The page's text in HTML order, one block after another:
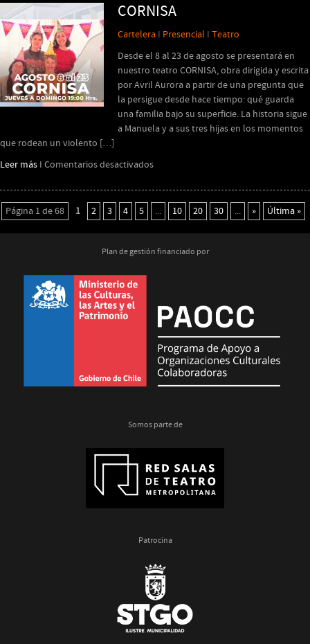
CORNISA
Cartelera I Presencial I Teatro
Desde el 8 al 23 de agosto se presentará en
nuestro teatro CORNISA, obra dirigida y escrita
por Avril Aurora a partir de una pregunta que
la persigue desde hace tiempo: qué guarda
una familia bajo su superficie. La historia sigue
a Manuela y a sus tres hijas en los momentos
que rodean un violento […]
Leer más I Comentarios desactivadosen
Página 1 de 68 1 2 3 4 5 ... 10 20 30 ... » Última »
Plan de gestión financiado por
Somos parte de
Patrocina